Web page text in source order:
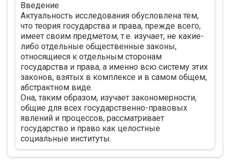
Введение
Актуальность исследования обусловлена тем,
что теория государства и права, прежде всего,
имеет своим предметом, т.е. изучает, не какие-
либо отдельные общественные законы,
относящиеся к отдельным сторонам
государства и права, а именно всю систему этих
законов, взятых в комплексе и в самом общем,
абстрактном виде.
Она, таким образом, изучает закономерности,
общие для всех государственно-правовых
явлений и процессов, рассматривает
государство и право как целостные
социальные институты.
.........
Глава 1. Предмет теории государства и права